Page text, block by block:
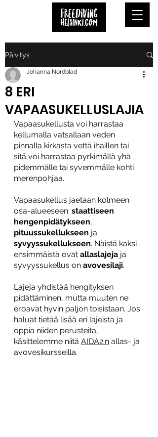
Päivitys
8 ERI
VAPAASUKELLUSLAJIA
Johanna Nordblad
Vapaasukellusta voi harrastaa
kellumalla vatsallaan veden
pinnalla kirkasta vettä ihaillen tai
sitä voi harrastaa pyrkimällä yhä
pidemmälle tai syvemmälle kohti
merenpohjaa.
Vapaasukellus jaetaan kolmeen
osa-alueeseen: staattiseen
hengenpidätykseen,
pituussukellukseen ja
syvyyssukellukseen. Näistä kaksi
ensimmäistä ovat allaslajeja ja
syvyyssukellus on avovesilaji.
Lajeja yhdistää hengityksen
pidättäminen, mutta muuten ne
eroavat hyvin paljon toisistaan. Jos
haluat tietää lisää eri lajeista ja
oppia niiden perusteita,
käsittelemme niitä AIDA2:n allas- ja
avovesikursseilla.